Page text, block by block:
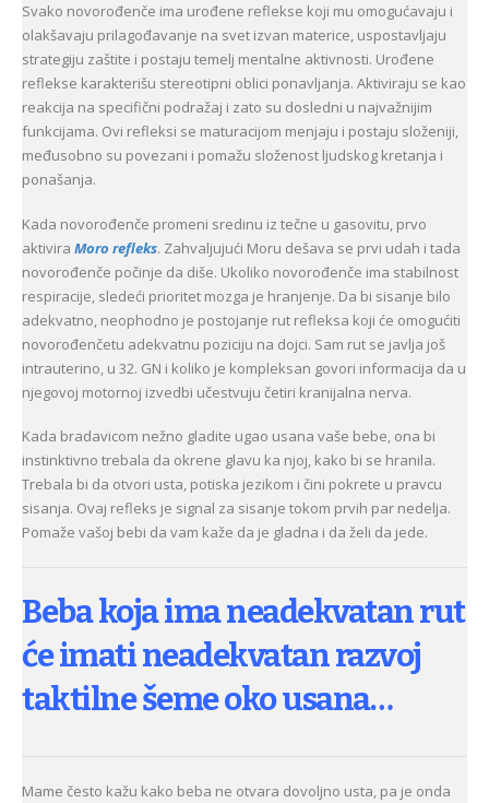
Svako novorođenče ima urođene reflekse koji mu omogućavaju i
olakšavaju prilagođavanje na svet izvan materice, uspostavljaju
strategiju zaštite i postaju temelj mentalne aktivnosti. Urođene
reflekse karakterišu stereotipni oblici ponavljanja. Aktiviraju se kao
reakcija na specifični podražaj i zato su dosledni u najvažnijim
funkcijama. Ovi refleksi se maturacijom menjaju i postaju složeniji,
međusobno su povezani i pomažu složenost ljudskog kretanja i
ponašanja.
Kada novorođenče promeni sredinu iz tečne u gasovitu, prvo
aktivira Moro refleks. Zahvaljujući Moru dešava se prvi udah i tada
novorođenče počinje da diše. Ukoliko novorođenče ima stabilnost
respiracije, sledeći prioritet mozga je hranjenje. Da bi sisanje bilo
adekvatno, neophodno je postojanje rut refleksa koji će omogućiti
novorođenčetu adekvatnu poziciju na dojci. Sam rut se javlja još
intrauterino, u 32. GN i koliko je kompleksan govori informacija da u
njegovoj motornoj izvedbi učestvuju četiri kranijalna nerva.
Kada bradavicom nežno gladite ugao usana vaše bebe, ona bi
instinktivno trebala da okrene glavu ka njoj, kako bi se hranila.
Trebala bi da otvori usta, potiska jezikom i čini pokrete u pravcu
sisanja. Ovaj refleks je signal za sisanje tokom prvih par nedelja.
Pomaže vašoj bebi da vam kaže da je gladna i da želi da jede.
Beba koja ima neadekvatan rut
će imati neadekvatan razvoj
taktilne šeme oko usana…
Mame često kažu kako beba ne otvara dovoljno usta, pa je onda